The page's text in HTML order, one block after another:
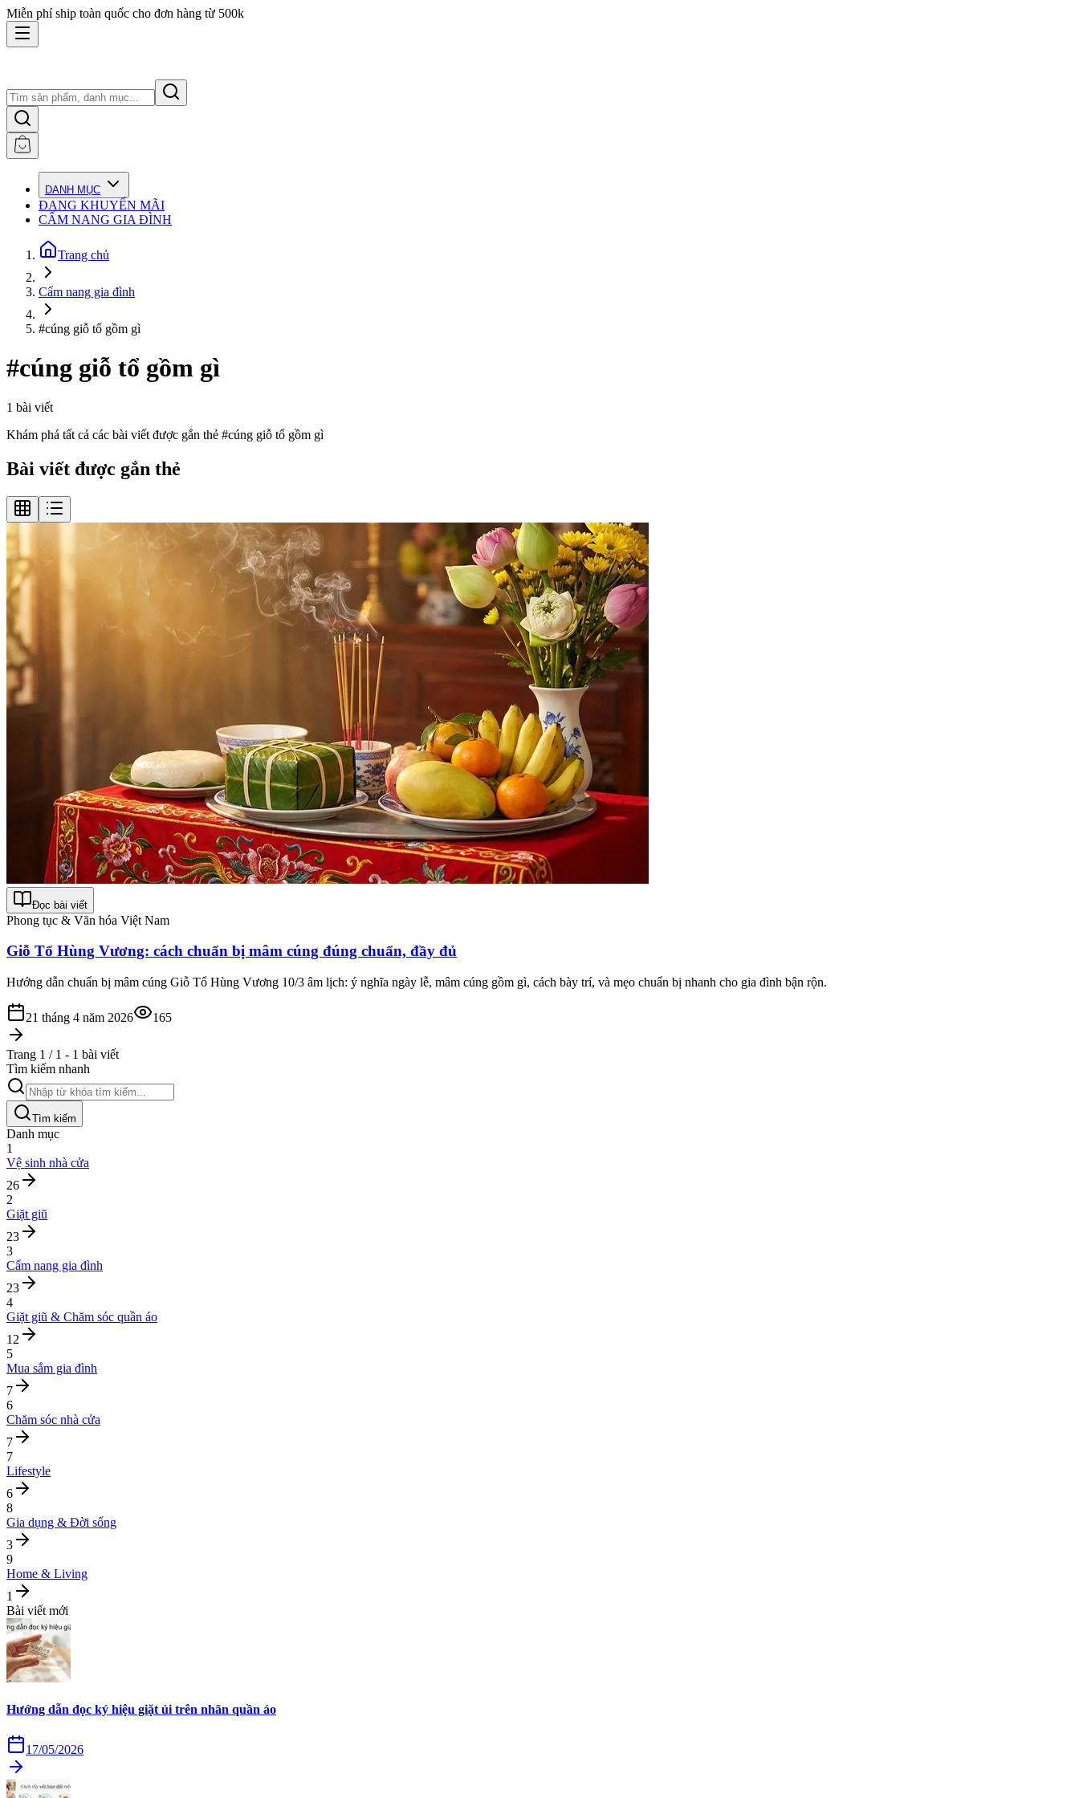
Miễn phí ship toàn quốc cho đơn hàng từ 500k
DANH MỤC
ĐANG KHUYẾN MÃI
CẨM NANG GIA ĐÌNH
Trang chủ
Cẩm nang gia đình
#cúng giỗ tổ gồm gì
#cúng giỗ tổ gồm gì
1 bài viết
Khám phá tất cả các bài viết được gắn thẻ #cúng giỗ tổ gồm gì
Bài viết được gắn thẻ
Đọc bài viết
Phong tục & Văn hóa Việt Nam
Giỗ Tổ Hùng Vương: cách chuẩn bị mâm cúng đúng chuẩn, đầy đủ
Hướng dẫn chuẩn bị mâm cúng Giỗ Tổ Hùng Vương 10/3 âm lịch: ý nghĩa ngày lễ, mâm cúng gồm gì, cách bày trí, và mẹo chuẩn bị nhanh cho gia đình bận rộn.
21 tháng 4 năm 2026 165
Trang 1 / 1 - 1 bài viết
Tìm kiếm nhanh
Tìm kiếm
Danh mục
1
Vệ sinh nhà cửa
26
2
Giặt giũ
23
3
Cẩm nang gia đình
23
4
Giặt giũ & Chăm sóc quần áo
12
5
Mua sắm gia đình
7
6
Chăm sóc nhà cửa
7
7
Lifestyle
6
8
Gia dụng & Đời sống
3
9
Home & Living
1
Bài viết mới
Hướng dẫn đọc ký hiệu giặt ủi trên nhãn quần áo
17/05/2026